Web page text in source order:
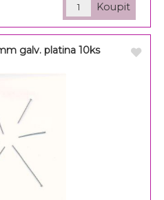
galv. platina 10ks